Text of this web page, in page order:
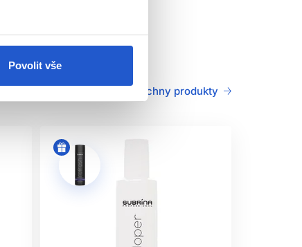
Povolit vše
Všechny produkty